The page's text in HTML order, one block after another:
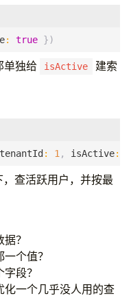
: true })
单独给 isActive
建索
tenantId : 1 , isActive:
查活跃用户，并按最
？
个值？
段？
一个几乎没人用的查